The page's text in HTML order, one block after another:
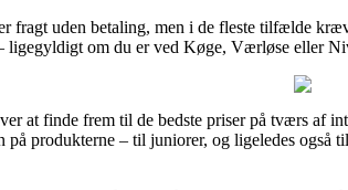
fragt uden betaling, men i de fleste tilfælde
ligegyldigt om du er ved Køge, Værløse eller
at finde frem til de bedste priser på tværs af
produkterne – til juniorer, og ligeledes også